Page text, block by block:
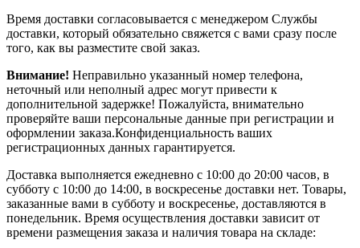
Время доставки согласовывается с менеджером Службы
доставки, который обязательно свяжется с вами сразу после
того, как вы разместите свой заказ.
Внимание! Неправильно указанный номер телефона,
неточный или неполный адрес могут привести к
дополнительной задержке! Пожалуйста, внимательно
проверяйте ваши персональные данные при регистрации и
оформлении заказа.Конфиденциальность ваших
регистрационных данных гарантируется.
Доставка выполняется ежедневно с 10:00 до 20:00 часов, в
субботу с 10:00 до 14:00, в воскресенье доставки нет. Товары,
заказанные вами в субботу и воскресенье, доставляются в
понедельник. Время осуществления доставки зависит от
времени размещения заказа и наличия товара на складе: